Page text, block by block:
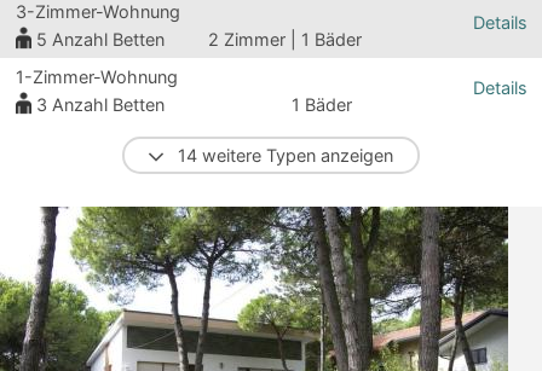
3-Zimmer-Wohnung
5 Anzahl Betten 2 Zimmer | 1 Bäder
Details
1-Zimmer-Wohnung
3 Anzahl Betten 1 Bäder
Details
14 weitere Typen anzeigen